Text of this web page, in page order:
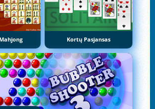
Kortų Pasjansas